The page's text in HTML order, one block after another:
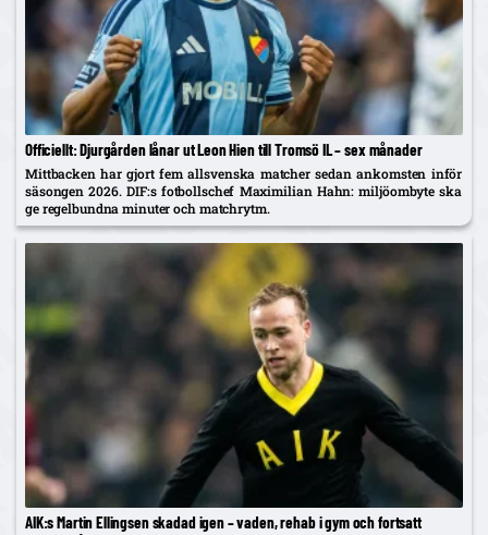
Officiellt: Djurgården lånar ut Leon Hien till Tromsö IL – sex månader
Mittbacken har gjort fem allsvenska matcher sedan ankomsten inför
säsongen 2026. DIF:s fotbollschef Maximilian Hahn: miljöombyte ska
ge regelbundna minuter och matchrytm.
AIK:s Martin Ellingsen skadad igen – vaden, rehab i gym och fortsatt